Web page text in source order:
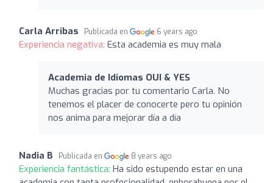
Carla Arribas Publicada en 6 years ago
Experiencia negativa: Esta academia es muy mala
Academia de Idiomas OUI & YES
Muchas gracias por tu comentario Carla. No
tenemos el placer de conocerte pero tu opinión
nos anima para mejorar día a día
Nadia B Publicada en 8 years ago
Experiencia fantástica: Ha sido estupendo estar en una